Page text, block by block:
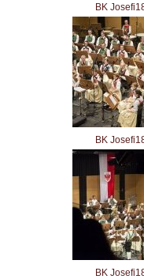
BK
BK
BK